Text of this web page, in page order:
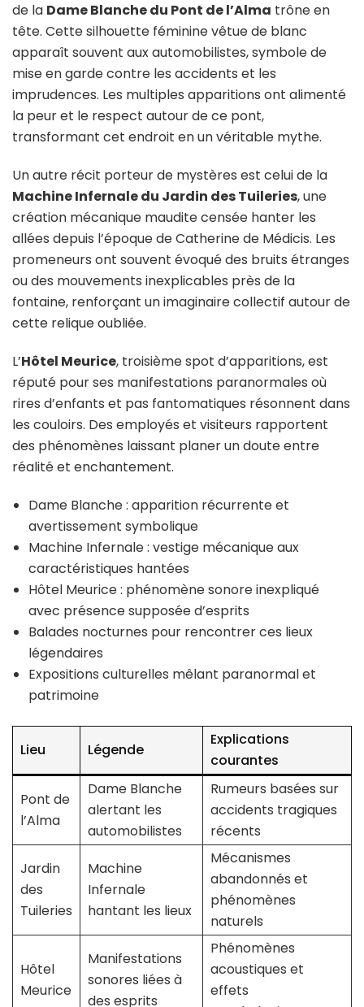
de la Dame Blanche du Pont de l’Alma trône en
tête. Cette silhouette féminine vêtue de blanc
apparaît souvent aux automobilistes, symbole de
mise en garde contre les accidents et les
imprudences. Les multiples apparitions ont alimenté
la peur et le respect autour de ce pont,
transformant cet endroit en un véritable mythe.
Un autre récit porteur de mystères est celui de la
Machine Infernale du Jardin des Tuileries, une
création mécanique maudite censée hanter les
allées depuis l’époque de Catherine de Médicis. Les
promeneurs ont souvent évoqué des bruits étranges
ou des mouvements inexplicables près de la
fontaine, renforçant un imaginaire collectif autour de
cette relique oubliée.
L’Hôtel Meurice, troisième spot d’apparitions, est
réputé pour ses manifestations paranormales où
rires d’enfants et pas fantomatiques résonnent dans
les couloirs. Des employés et visiteurs rapportent
des phénomènes laissant planer un doute entre
réalité et enchantement.
Dame Blanche : apparition récurrente et
avertissement symbolique
Machine Infernale : vestige mécanique aux
caractéristiques hantées
Hôtel Meurice : phénomène sonore inexpliqué
avec présence supposée d’esprits
Balades nocturnes pour rencontrer ces lieux
légendaires
Expositions culturelles mêlant paranormal et
patrimoine
Lieu Légende
Explications
courantes
Pont de
l’Alma
Dame Blanche
alertant les
automobilistes
Rumeurs basées sur
accidents tragiques
récents
Jardin
des
Tuileries
Machine
Infernale
hantant les lieux
Mécanismes
abandonnés et
phénomènes
naturels
Hôtel
Meurice
Manifestations
sonores liées à
des esprits
Phénomènes
acoustiques et
effets